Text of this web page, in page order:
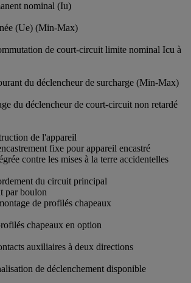
nominal (Iu)
(Ue) (Min-Max)
de court-circuit limite nominal Icu à
du déclencheur de surcharge (Min-Max)
du déclencheur de court-circuit non retardé
de l'appareil
fixe pour appareil encastré
contre les mises à la terre accidentelles
du circuit principal
par boulon
de profilés chapeaux
chapeaux en option
auxiliaires à deux directions
de déclenchement disponible